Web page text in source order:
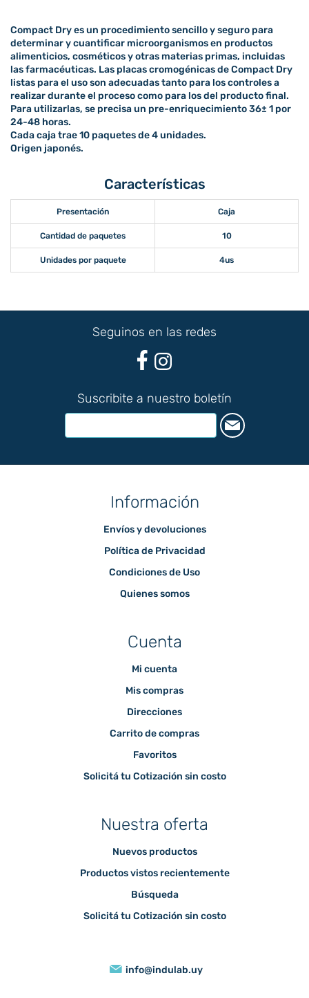
Compact Dry es un procedimiento sencillo y seguro para
determinar y cuantificar microorganismos en productos
alimenticios, cosméticos y otras materias primas, incluidas
las farmacéuticas. Las placas cromogénicas de Compact Dry
listas para el uso son adecuadas tanto para los controles a
realizar durante el proceso como para los del producto final.
Para utilizarlas, se precisa un pre-enriquecimiento 36± 1 por
24-48 horas.
Cada caja trae 10 paquetes de 4 unidades.
Origen japonés.
Características
Presentación Caja
Cantidad de paquetes 10
Unidades por paquete 4us
Seguinos en las redes
Suscribite a nuestro boletín
Información
Envíos y devoluciones
Política de Privacidad
Condiciones de Uso
Quienes somos
Cuenta
Mi cuenta
Mis compras
Direcciones
Carrito de compras
Favoritos
Solicitá tu Cotización sin costo
Nuestra oferta
Nuevos productos
Productos vistos recientemente
Búsqueda
Solicitá tu Cotización sin costo
info@indulab.uy